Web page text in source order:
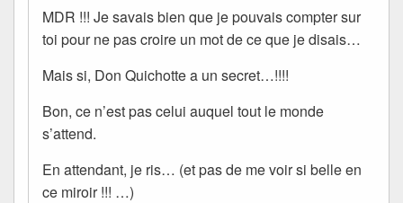
MDR !!! Je savais bien que je pouvais compter sur
toi pour ne pas croire un mot de ce que je disais…
Mais si, Don Quichotte a un secret…!!!!
Bon, ce n’est pas celui auquel tout le monde
s’attend.
En attendant, je ris… (et pas de me voir si belle en
ce miroir !!! …)